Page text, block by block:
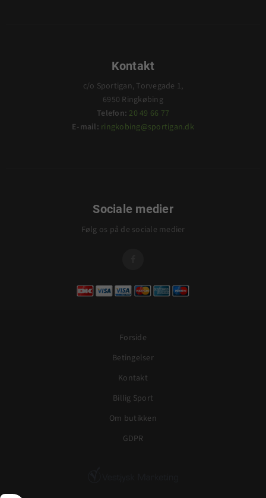
Kontakt
c/o Sportigan, Torvegade 1,
6950 Ringkøbing
Telefon: 20 49 66 77
E-mail: ringkobing@sportigan.dk
Sociale medier
Følg os på de sociale medier
Forside
Betingelser
Kontakt
Billig Sport
Om butikken
GDPR